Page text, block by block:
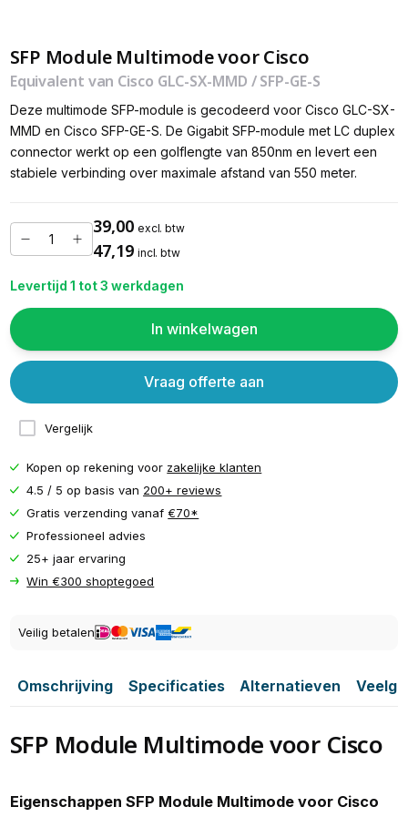
SFP Module Multimode voor Cisco
Equivalent van Cisco GLC-SX-MMD / SFP-GE-S
Deze multimode SFP-module is gecodeerd voor Cisco GLC-SX-
MMD en Cisco SFP-GE-S. De Gigabit SFP-module met LC duplex
connector werkt op een golflengte van 850nm en levert een
stabiele verbinding over maximale afstand van 550 meter.
39,00 excl. btw
47,19 incl. btw
Levertijd 1 tot 3 werkdagen
In winkelwagen
Vergelijk
Vraag offerte aan
Kopen op rekening voor zakelijke klanten
4.5 / 5 op basis van 200+ reviews
Gratis verzending vanaf€70*
Professioneel advies
25+ jaar ervaring
Win €300 shoptegoed
Veilig betalen
Omschrijving Specificaties Alternatieven
SFP Module Multimode voor Cisco
Eigenschappen SFP Module Multimode voor Cisco